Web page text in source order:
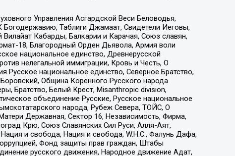
Управления Асгардской Веси Беловодья,
Таблиги Джамаат, Свидетели Иеговы,
Кабарды, Балкарии и Карачая, Союз славян,
18, Благородный Орден Дьявола, Армия воли
национальное единство, Древнерусской
нелегальной иммиграции, Кровь и Честь, О
Русское национальное единство, Северное Братство,
Община Коренного Русского народа
Братство, Белый Крест, Misanthropic division,
объединение Русские, Русское национальное
народа, Рубеж Севера, ТОЙС, О
Державная, Сектор 16, Независимость, Фирма,
Крю, Союз Славянских Сил Руси, Алля-Аят,
и свобода, Нация и свобода, W.H.С., Фалунь Дафа,
Фонд защиты прав граждан, Штабы
русского движения, Народное движение Адат,